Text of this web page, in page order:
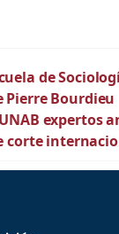
de
Pierre Bourdieu
expertos
corte